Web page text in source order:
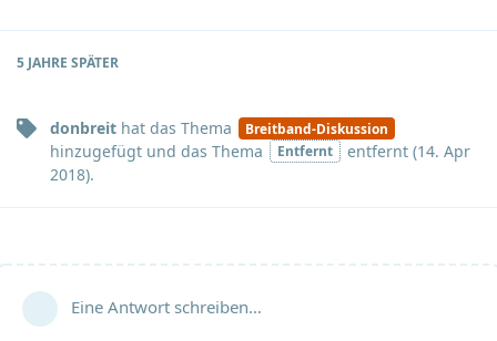
5 JAHRE SPÄTER
donbreit hat das Thema Breitband-Diskussion
hinzugefügt und das Thema Entfernt entfernt (14. Apr
2018).
Eine Antwort schreiben…